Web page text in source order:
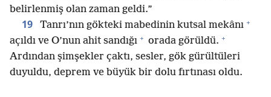
belirlenmiş olan zaman geldi.”
19 Tanrı’nın gökteki mabedinin kutsal mekânı +
açıldı ve O’nun ahit sandığı + orada görüldü. +
Ardından şimşekler çaktı, sesler, gök gürültüleri
duyuldu, deprem ve büyük bir dolu fırtınası oldu.